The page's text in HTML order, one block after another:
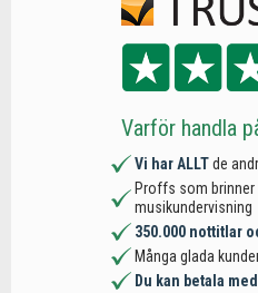
Varför handla
Vi har ALLTde
Proffs som
musikundervisning
350.000 nottitlar
Många glada
Du kan betala